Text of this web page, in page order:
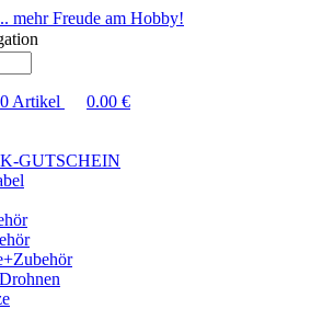
mehr Freude am Hobby!
0 Artikel 0.00 €
GUTSCHEIN